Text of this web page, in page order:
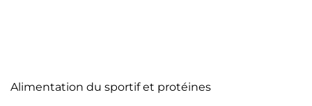
Alimentation du sportif et protéines